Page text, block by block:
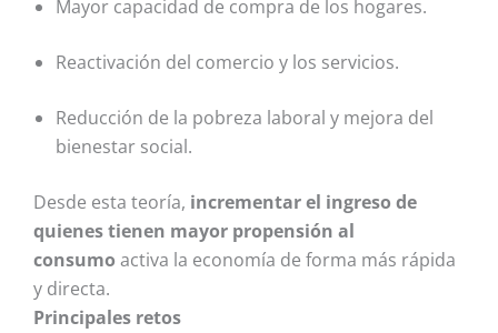
Mayor capacidad de compra de los hogares.
Reactivación del comercio y los servicios.
Reducción de la pobreza laboral y mejora del
bienestar social.
Desde esta teoría, incrementar el ingreso de
quienes tienen mayor propensión al
consumo activa la economía de forma más rápida
y directa.
Principales retos